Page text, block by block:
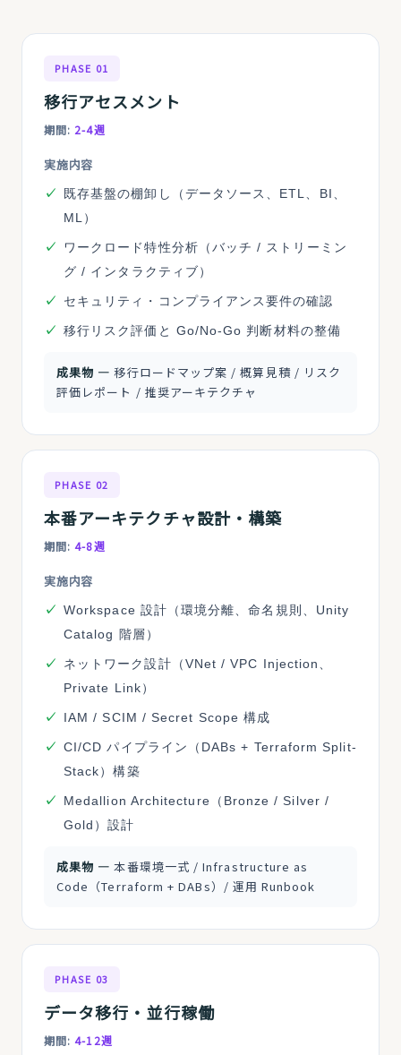
PHASE 01
移行アセスメント
期間: 2-4週
実施内容
既存基盤の棚卸し（データソース、ETL、BI、
ML）
ワークロード特性分析（バッチ / ストリーミン
グ / インタラクティブ）
セキュリティ・コンプライアンス要件の確認
移行リスク評価と Go/No-Go 判断材料の整備
成果物 ― 移行ロードマップ案 / 概算見積 / リスク
評価レポート / 推奨アーキテクチャ
PHASE 02
本番アーキテクチャ設計・構築
期間:4-8週
実施内容
Workspace 設計（環境分離、命名規則、Unity
Catalog 階層）
ネットワーク設計（VNet / VPC Injection、
Private Link）
IAM / SCIM / Secret Scope 構成
CI/CD パイプライン（DABs + Terraform Split-
Stack）構築
Medallion Architecture（Bronze / Silver /
Gold）設計
成果物 ― 本番環境一式 / Infrastructure as
Code（Terraform + DABs）/ 運用 Runbook
PHASE 03
データ移行・並行稼働
期間:4-12週